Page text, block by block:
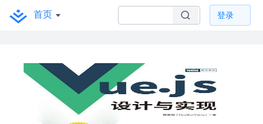
首页 登录